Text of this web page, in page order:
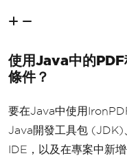
使用Java中的PDF
條件？
要在Java中使用
Java開發工具包
IDE，以及在專案中新